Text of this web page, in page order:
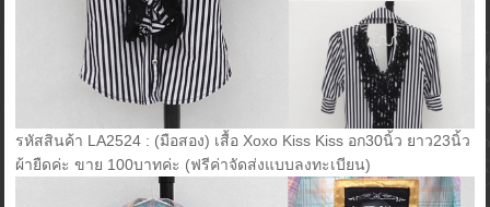
รหัสสินค้า LA2524 : (มือสอง) เสื้อ Xoxo Kiss Kiss อก30นิ้ว ยาว23นิ้ว
ผ้ายืดค่ะ ขาย 100บาทค่ะ (ฟรีค่าจัดส่งแบบลงทะเบียน)